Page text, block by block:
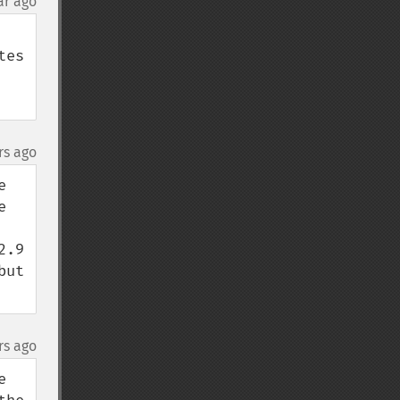
ago
ago